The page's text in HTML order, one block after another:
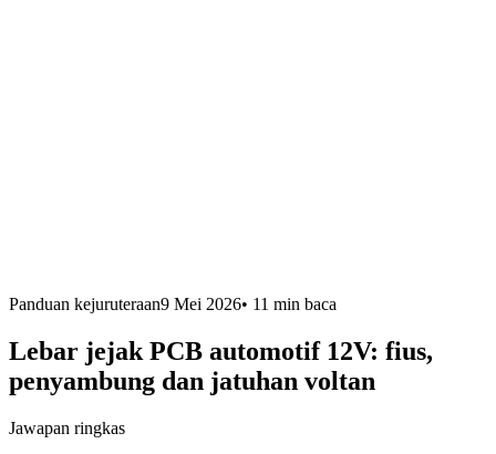
Panduan kejuruteraan9 Mei 2026• 11 min baca
Lebar jejak PCB automotif 12V: fius,
penyambung dan jatuhan voltan
Jawapan ringkas